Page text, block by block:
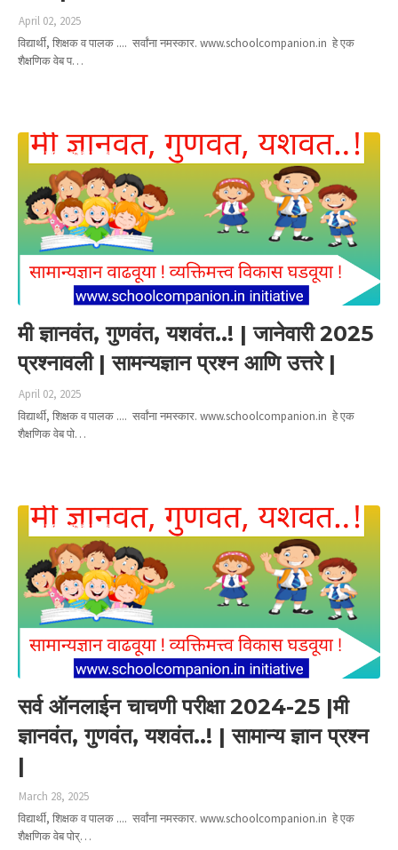
April 02, 2025
विद्यार्थी, शिक्षक व पालक .... सर्वांना नमस्कार. www.schoolcompanion.in हे एक
शैक्षणिक वेब प…
मी ज्ञानवंत गुणवंत यशवंत
मी ज्ञानवंत, गुणवंत, यशवंत..! | जानेवारी 2025
प्रश्नावली | सामन्यज्ञान प्रश्न आणि उत्तरे |
April 02, 2025
विद्यार्थी, शिक्षक व पालक .... सर्वांना नमस्कार. www.schoolcompanion.in हे एक
शैक्षणिक वेब पो…
मी ज्ञानवंत गुणवंत यशवंत
सर्व ऑनलाईन चाचणी परीक्षा 2024-25 |मी
ज्ञानवंत, गुणवंत, यशवंत..! | सामान्य ज्ञान प्रश्न
|
March 28, 2025
विद्यार्थी, शिक्षक व पालक .... सर्वांना नमस्कार. www.schoolcompanion.in हे एक
शैक्षणिक वेब पोर्…